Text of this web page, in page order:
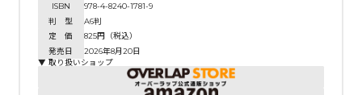
ISBN
978-4-8240-1781-9
判 型
A6判
定 価
825円（税込）
発売日
2026年8月20日
▼ 取り扱いショップ